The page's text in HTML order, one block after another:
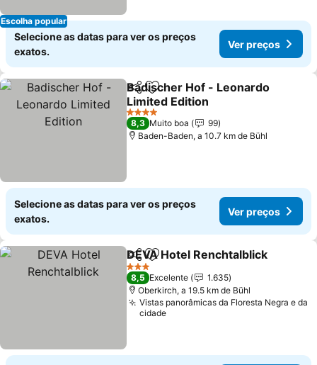
Escolha popular
Selecione as datas para ver os preços
exatos.
Ver preços
PartilharAdicionar aos favoritos
Badischer Hof - Leonardo
Limited Edition
4 Estrelas
8,3 Muito boa
99
Baden-Baden, a 10.7 km de Bühl
Selecione as datas para ver os preços
exatos.
Ver preços
PartilharAdicionar aos favoritos
DEVA Hotel Renchtalblick
3 Estrelas
8,5 Excelente
1.635
Oberkirch, a 19.5 km de Bühl
Vistas panorâmicas da Floresta Negra e da
cidade